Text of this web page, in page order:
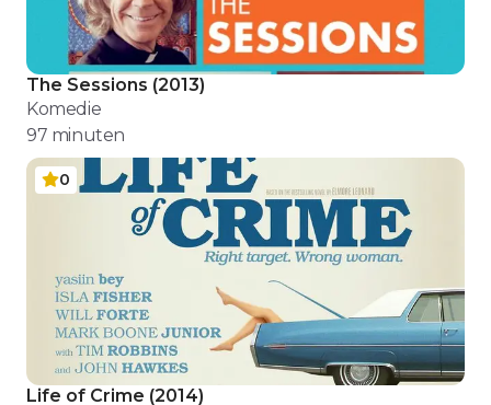
The Sessions (2013)
Komedie
97 minuten
0
Life of Crime (2014)